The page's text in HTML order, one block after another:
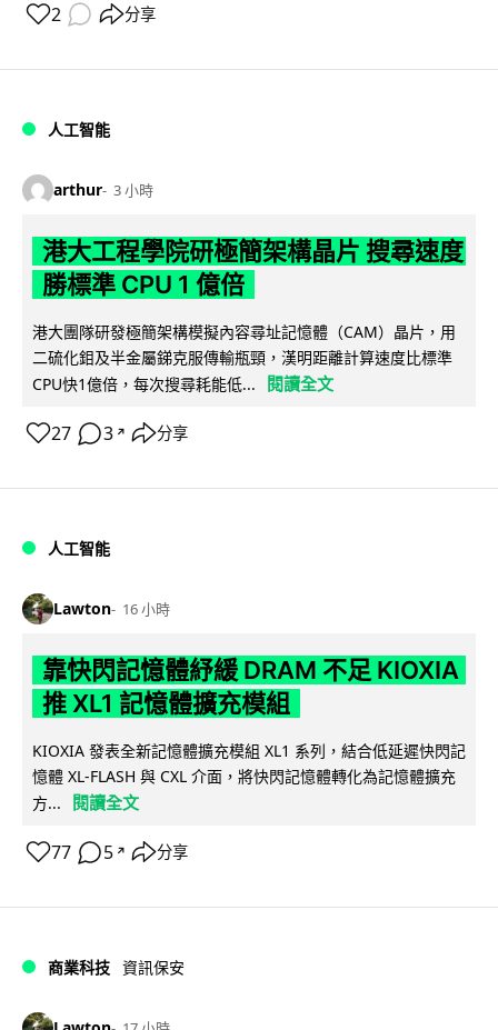
2 分享
人工智能
arthur 3 小時
港大工程學院研極簡架構晶片 搜尋速度
勝標準 CPU 1 億倍
港大團隊研發極簡架構模擬內容尋址記憶體（CAM）晶片，用
二硫化鉬及半金屬銻克服傳輸瓶頸，漢明距離計算速度比標準
CPU快1億倍，每次搜尋耗能低...
閱讀全文
27 3 ↗ 分享
人工智能
Lawton 16 小時
靠快閃記憶體紓緩 DRAM 不足 KIOXIA
推 XL1 記憶體擴充模組
KIOXIA 發表全新記憶體擴充模組 XL1 系列，結合低延遲快閃記
憶體 XL-FLASH 與 CXL 介面，將快閃記憶體轉化為記憶體擴充
方...
閱讀全文
77 5 ↗ 分享
商業科技 資訊保安